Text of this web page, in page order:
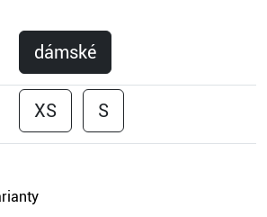
dámské
XS S